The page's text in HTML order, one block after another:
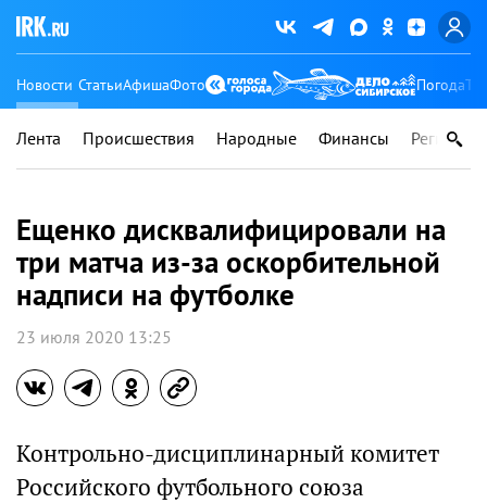
Новости СтатьиАфишаФото Погода
Лента Происшествия Народные Финансы Регионы
Ещенко дисквалифицировали на
три матча из-за оскорбительной
надписи на футболке
23 июля 2020 13:25
Контрольно-дисциплинарный комитет
Российского футбольного союза